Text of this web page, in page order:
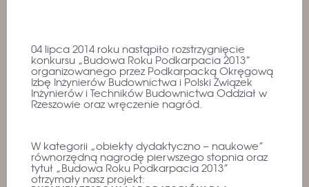
04 lipca 2014 roku nastąpiło rozstrzygnięcie
konkursu „Budowa Roku Podkarpacia 2013”
organizowanego przez Podkarpacką Okręgową
Izbę Inżynierów Budownictwa i Polski Związek
Inżynierów i Techników Budownictwa Oddział w
Rzeszowie oraz wręczenie nagród.
W kategorii „obiekty dydaktyczno – naukowe”
równorzędną nagrodę pierwszego stopnia oraz
tytuł „Budowa Roku Podkarpacia 2013”
otrzymały nasz projekt: